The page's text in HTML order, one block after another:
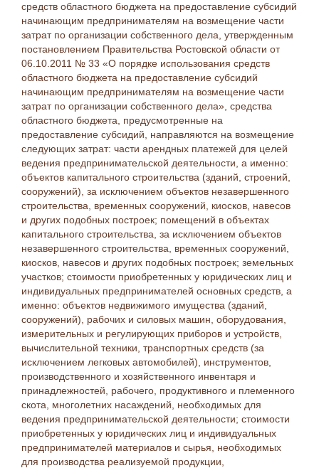
средств областного бюджета на предоставление субсидий
начинающим предпринимателям на возмещение части
затрат по организации собственного дела, утвержденным
постановлением Правительства Ростовской области от
06.10.2011 № 33 «О порядке использования средств
областного бюджета на предоставление субсидий
начинающим предпринимателям на возмещение части
затрат по организации собственного дела», средства
областного бюджета, предусмотренные на
предоставление субсидий, направляются на возмещение
следующих затрат: части арендных платежей для целей
ведения предпринимательской деятельности, а именно:
объектов капитального строительства (зданий, строений,
сооружений), за исключением объектов незавершенного
строительства, временных сооружений, киосков, навесов
и других подобных построек; помещений в объектах
капитального строительства, за исключением объектов
незавершенного строительства, временных сооружений,
киосков, навесов и других подобных построек; земельных
участков; стоимости приобретенных у юридических лиц и
индивидуальных предпринимателей основных средств, а
именно: объектов недвижимого имущества (зданий,
сооружений), рабочих и силовых машин, оборудования,
измерительных и регулирующих приборов и устройств,
вычислительной техники, транспортных средств (за
исключением легковых автомобилей), инструментов,
производственного и хозяйственного инвентаря и
принадлежностей, рабочего, продуктивного и племенного
скота, многолетних насаждений, необходимых для
ведения предпринимательской деятельности; стоимости
приобретенных у юридических лиц и индивидуальных
предпринимателей материалов и сырья, необходимых
для производства реализуемой продукции,